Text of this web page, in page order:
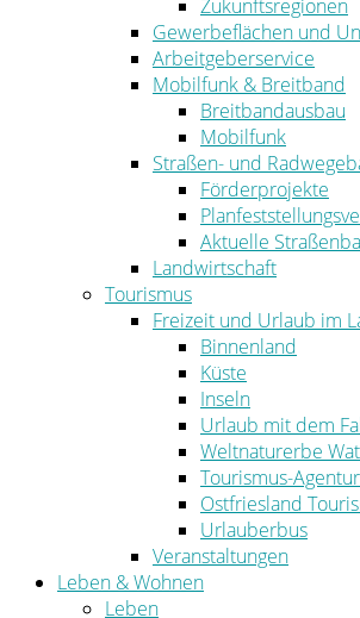
Zukunftsregionen
Gewerbeflächen und
Arbeitgeberservice
Mobilfunk & Breitband
Breitbandausbau
Mobilfunk
Straßen- und
Förderprojekte
Aktuelle
Landwirtschaft
Tourismus
Freizeit und Urlaub im
Binnenland
Küste
Inseln
Urlaub mit dem
Weltnaturerbe
Tourismus-
Ostfriesland
Urlauberbus
Veranstaltungen
Leben & Wohnen
Leben